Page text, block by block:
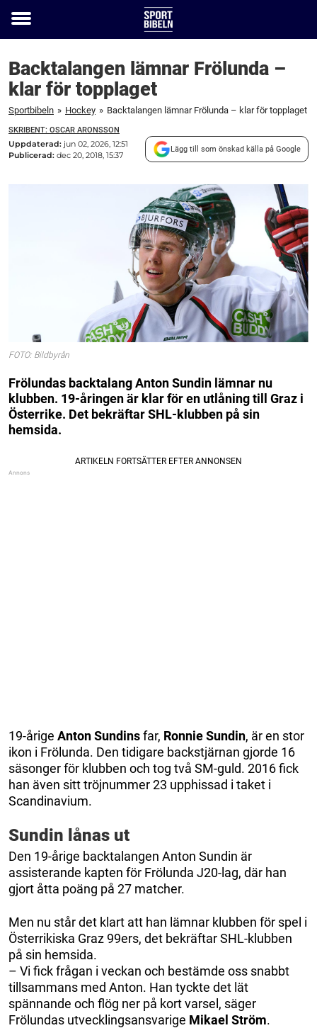
Toggle
Backtalangen lämnar Frölunda –
klar för topplaget
Sportbibeln » Hockey » Backtalangen lämnar Frölunda – klar för topplaget
SKRIBENT: OSCAR ARONSSON
Uppdaterad: jun 02, 2026, 12:51
Publicerad: dec 20, 2018, 15:37
Lägg till som önskad källa på Google
FOTO: Bildbyrån
Frölundas backtalang Anton Sundin lämnar nu
klubben. 19-åringen är klar för en utlåning till Graz i
Österrike. Det bekräftar SHL-klubben på sin
hemsida.
19-årige Anton Sundinsfar, Ronnie Sundin, är en stor
ikon i Frölunda. Den tidigare backstjärnan gjorde 16
säsonger för klubben och tog två SM-guld. 2016 fick
han även sitt tröjnummer 23 upphissad i taket i
Scandinavium.
Sundin lånas ut
Den 19-årige backtalangen Anton Sundin är
assisterande kapten för Frölunda J20-lag, där han
gjort åtta poäng på 27 matcher.
Men nu står det klart att han lämnar klubben för spel i
Österrikiska Graz 99ers, det bekräftar SHL-klubben
på sin hemsida.
– Vi fick frågan i veckan och bestämde oss snabbt
tillsammans med Anton. Han tyckte det lät
spännande och flög ner på kort varsel, säger
Frölundas utvecklingsansvarige Mikael Ström.